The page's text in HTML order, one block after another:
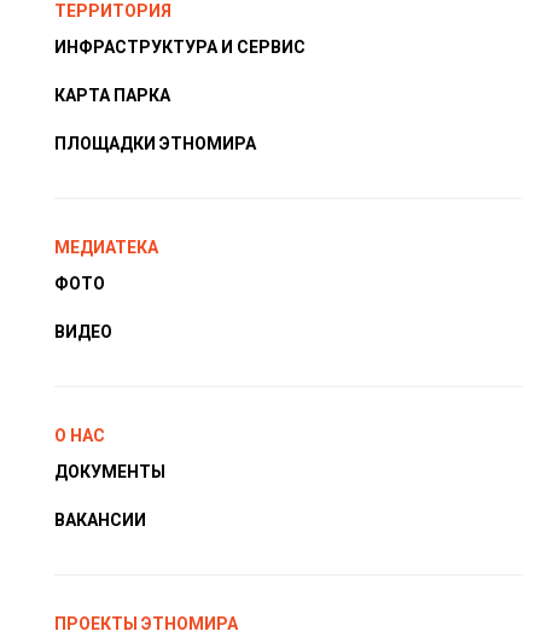
ТЕРРИТОРИЯ
ИНФРАСТРУКТУРА И СЕРВИС
КАРТА ПАРКА
ПЛОЩАДКИ ЭТНОМИРА
МЕДИАТЕКА
ФОТО
ВИДЕО
О НАС
ДОКУМЕНТЫ
ВАКАНСИИ
ПРОЕКТЫ ЭТНОМИРА